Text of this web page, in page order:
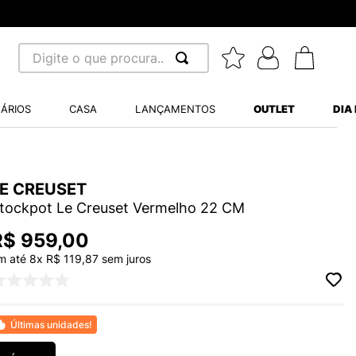
Digite o que procura...
CASA LANÇAMENTOS OUTLET DIA
CREUSET
Le Creuset Vermelho 22 CM
959,00
até8x R$ 119,87 sem juros
Últimas unidades!
BALANCE 530
WHITE